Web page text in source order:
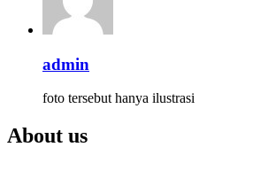
admin
foto tersebut hanya ilustrasi
About us